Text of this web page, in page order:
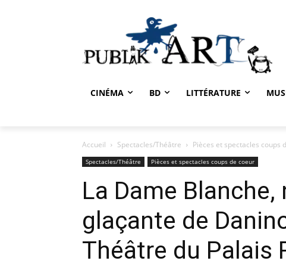
CINÉMA BD LITTÉRATURE
Accueil Spectacles/Théâtre Pièces et spectacles coups
Spectacles/Théâtre Pièces et spectacles coups de coeur
La Dame
glaçante de
Théâtre du Palais